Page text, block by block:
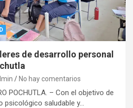
de desarrollo personal
No hay comentarios
POCHUTLA. – Con el objetivo de
psicológico saludable y…